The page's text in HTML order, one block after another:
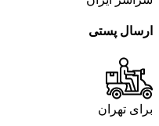
ارسال پستی
برای تهران